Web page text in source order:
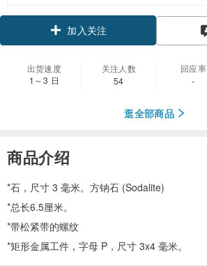
加入关注
出货速度
1～3 日
关注人数
54
回应率
-
逛全部商品
商品介绍
*石，尺寸 3 毫米。方钠石 (Sodalite)
*总长6.5厘米。
*带松紧带的螺纹
*矩形金属工件，字母 P，尺寸 3x4 毫米。